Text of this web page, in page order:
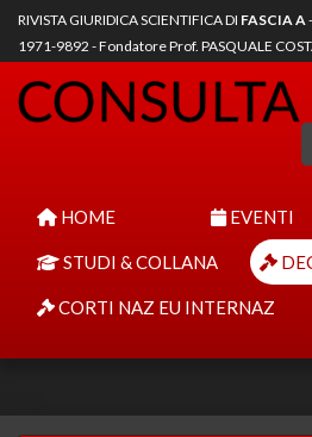
RIVISTA GIURIDICA SCIENTIFICA DI FASCIA A
1971-9892 - Fondatore Prof. PASQUALE
HOME EVENTI
STUDI & COLLANA
CORTI NAZ EU INTERNAZ